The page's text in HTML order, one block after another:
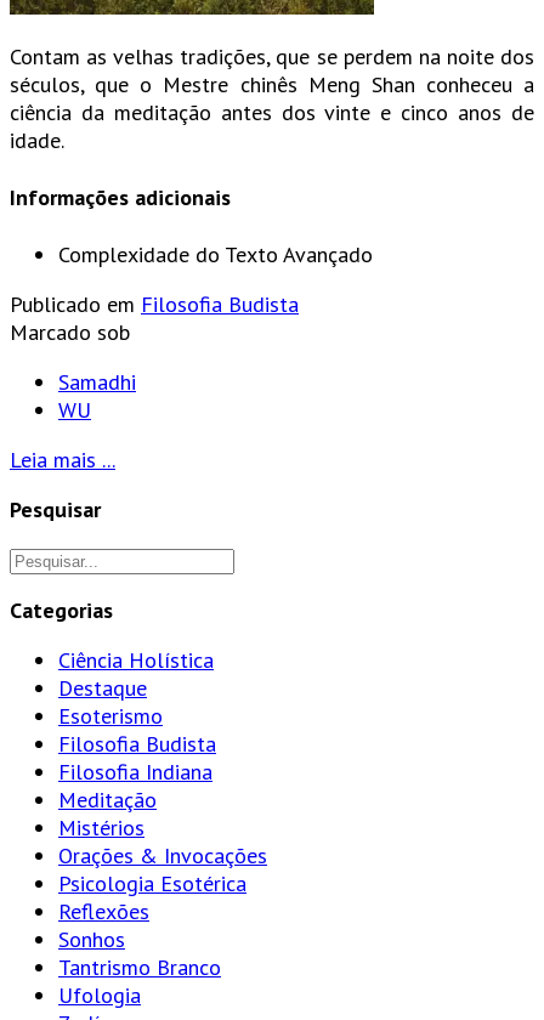
Contam as velhas tradições, que se perdem na noite dos
séculos, que o Mestre chinês Meng Shan conheceu a
ciência da meditação antes dos vinte e cinco anos de
idade.
Informações adicionais
Complexidade do Texto Avançado
Publicado em Filosofia Budista
Marcado sob
Samadhi
WU
Leia mais ...
Pesquisar
Categorias
Ciência Holística
Destaque
Esoterismo
Filosofia Budista
Filosofia Indiana
Meditação
Mistérios
Orações & Invocações
Psicologia Esotérica
Reflexões
Sonhos
Tantrismo Branco
Ufologia